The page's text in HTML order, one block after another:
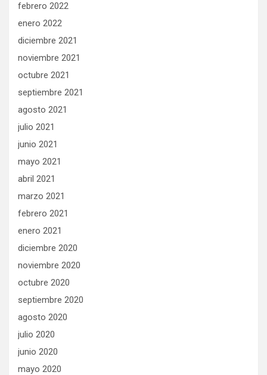
febrero 2022
enero 2022
diciembre 2021
noviembre 2021
octubre 2021
septiembre 2021
agosto 2021
julio 2021
junio 2021
mayo 2021
abril 2021
marzo 2021
febrero 2021
enero 2021
diciembre 2020
noviembre 2020
octubre 2020
septiembre 2020
agosto 2020
julio 2020
junio 2020
mayo 2020